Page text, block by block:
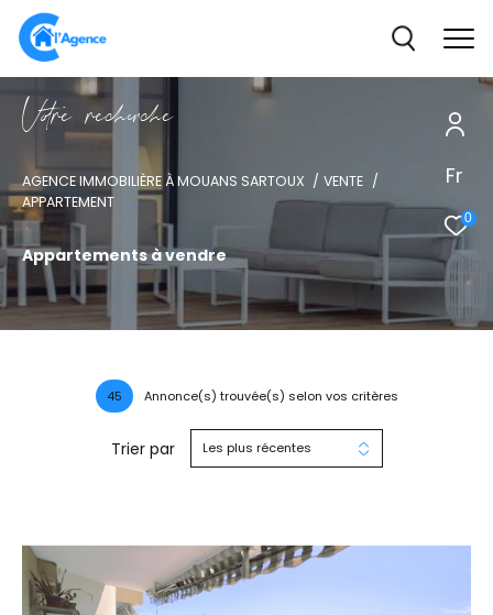
Fr
0
Vore recece
AGENCE IMMOBILIÈRE À MOUANS SARTOUX
VENTE
APPARTEMENT
Appartements à vendre
45 Annonce(s) trouvée(s) selon vos critères
Trier par Les plus récentes